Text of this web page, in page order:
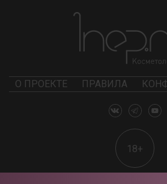
О ПРОЕКТЕ ПРАВИЛА
18+